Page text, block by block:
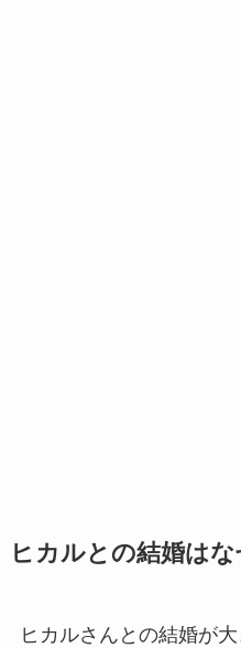
ヒカルとの結婚は
ヒカルさんとの結婚が